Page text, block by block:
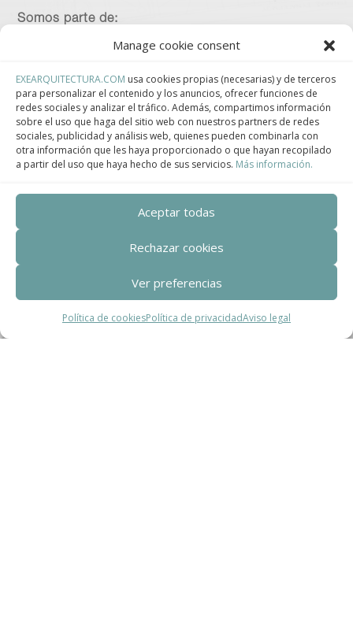
Manage cookie consent
EXEARQUITECTURA.COM usa cookies propias (necesarias) y de terceros
para personalizar el contenido y los anuncios, ofrecer funciones de
redes sociales y analizar el tráfico. Además, compartimos información
sobre el uso que haga del sitio web con nuestros partners de redes
sociales, publicidad y análisis web, quienes pueden combinarla con
otra información que les haya proporcionado o que hayan recopilado
a partir del uso que haya hecho de sus servicios. Más información.
Aceptar todas
Rechazar cookies
Ver preferencias
Política de cookiesPolítica de privacidadAviso legal
Somos parte de:
Asociación Española de Construcción Industrializada.
Centro de Innovación Tecnológica en Bioconstrucción y Paisajismo.
Contact